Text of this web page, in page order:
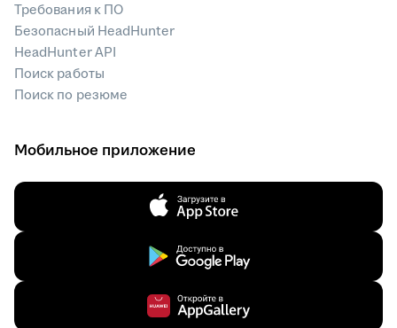
Требования к ПО
Безопасный HeadHunter
HeadHunter API
Поиск работы
Поиск по резюме
Мобильное приложение